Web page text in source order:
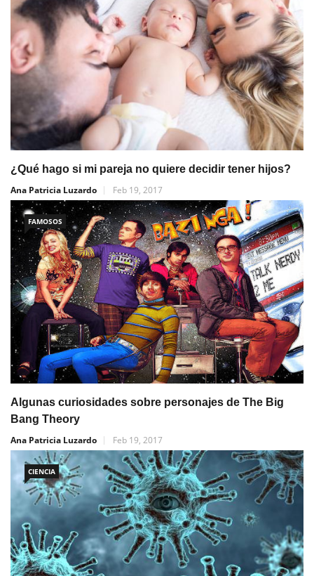
¿Qué hago si mi pareja no quiere decidir tener hijos?
Ana Patricia Luzardo
Feb 19, 2017
FAMOSOS
Algunas curiosidades sobre personajes de The Big
Bang Theory
Ana Patricia Luzardo
Feb 19, 2017
CIENCIA